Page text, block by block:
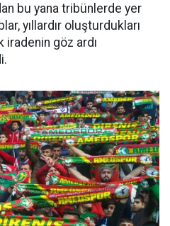
bu yana tribünlerde yer
yıllardır oluşturdukları
göz ardı